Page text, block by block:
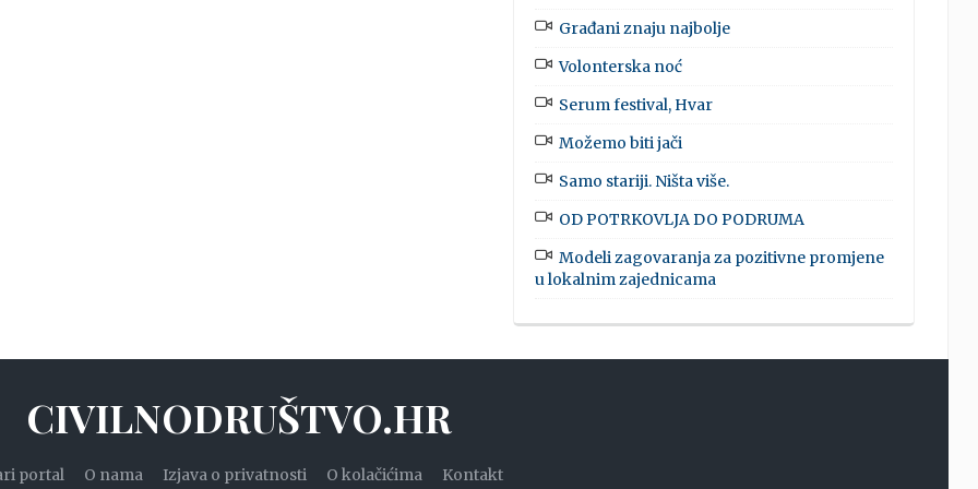
Građani znaju najbolje
Volonterska noć
Serum festival, Hvar
Možemo biti jači
Samo stariji. Ništa više.
OD POTRKOVLJA DO PODRUMA
Modeli zagovaranja za pozitivne promjene
u lokalnim zajednicama
CIVILNODRUŠTVO.HR
portal O nama Izjava o privatnosti O kolačićima Kontakt